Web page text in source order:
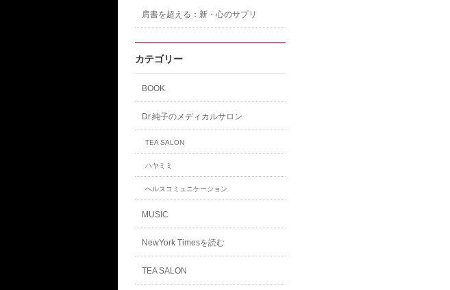
肩書を超える：新・心のサプリ
カテゴリー
BOOK
Dr.純子のメディカルサロン
TEA SALON
ハヤミミ
ヘルスコミュニケーション
MUSIC
NewYork Timesを読む
TEA SALON